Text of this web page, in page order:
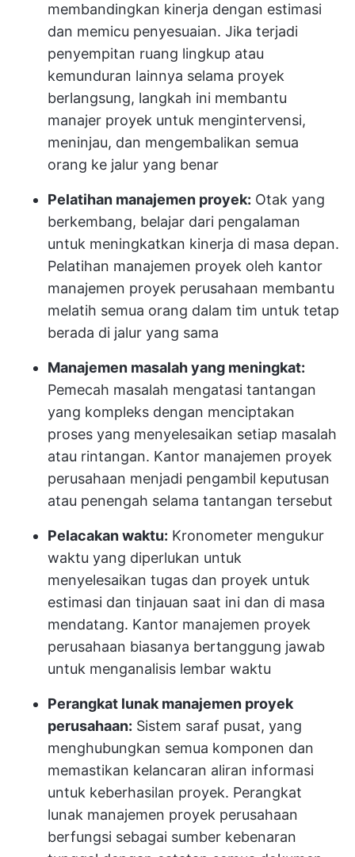
membandingkan kinerja dengan estimasi
dan memicu penyesuaian. Jika terjadi
penyempitan ruang lingkup atau
kemunduran lainnya selama proyek
berlangsung, langkah ini membantu
manajer proyek untuk mengintervensi,
meninjau, dan mengembalikan semua
orang ke jalur yang benar
Pelatihan manajemen proyek: Otak yang
berkembang, belajar dari pengalaman
untuk meningkatkan kinerja di masa depan.
Pelatihan manajemen proyek oleh kantor
manajemen proyek perusahaan membantu
melatih semua orang dalam tim untuk tetap
berada di jalur yang sama
Manajemen masalah yang meningkat:
Pemecah masalah mengatasi tantangan
yang kompleks dengan menciptakan
proses yang menyelesaikan setiap masalah
atau rintangan. Kantor manajemen proyek
perusahaan menjadi pengambil keputusan
atau penengah selama tantangan tersebut
Pelacakan waktu: Kronometer mengukur
waktu yang diperlukan untuk
menyelesaikan tugas dan proyek untuk
estimasi dan tinjauan saat ini dan di masa
mendatang. Kantor manajemen proyek
perusahaan biasanya bertanggung jawab
untuk menganalisis lembar waktu
Perangkat lunak manajemen proyek
perusahaan: Sistem saraf pusat, yang
menghubungkan semua komponen dan
memastikan kelancaran aliran informasi
untuk keberhasilan proyek. Perangkat
lunak manajemen proyek perusahaan
berfungsi sebagai sumber kebenaran